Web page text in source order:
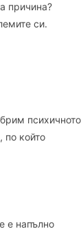
причина?
си.
психичното
по който
е напълно